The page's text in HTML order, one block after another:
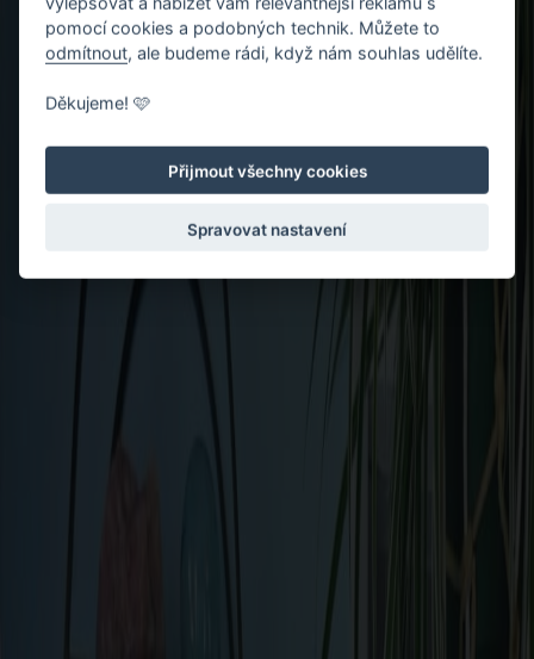
pomocí cookies a podobných technik. Můžete to
odmítnout , ale budeme rádi, když nám souhlas udělíte.
Děkujeme! 🩷
Přijmout všechny cookies
Spravovat nastavení